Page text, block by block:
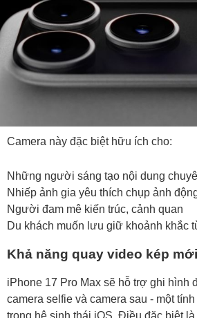
Camera này đặc biệt hữu ích cho:
Những người sáng tạo nội dung
Nhiếp ảnh gia yêu thích chụp ảnh
Người đam mê kiến trúc, cảnh quan
Du khách muốn lưu giữ khoảnh khắc
Khả năng quay video kép
iPhone 17 Pro Max sẽ hỗ trợ ghi hình
camera selfie và camera sau - một
trong hệ sinh thái iOS. Điều đặc biệt